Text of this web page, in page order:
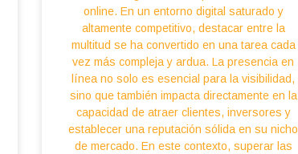
online. En un entorno digital saturado y
altamente competitivo, destacar entre la
multitud se ha convertido en una tarea cada
vez más compleja y ardua. La presencia en
línea no solo es esencial para la visibilidad,
sino que también impacta directamente en la
capacidad de atraer clientes, inversores y
establecer una reputación sólida en su nicho
de mercado. En este contexto, superar las